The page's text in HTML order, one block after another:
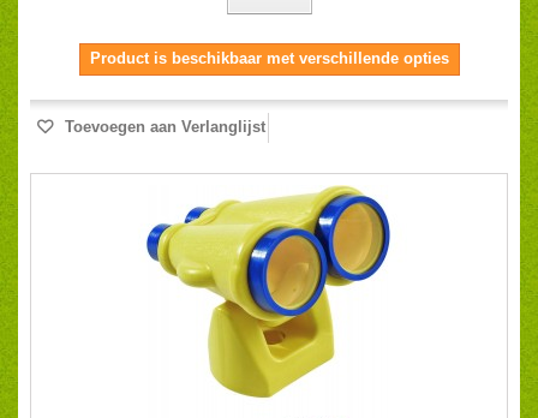
Product is beschikbaar met verschillende opties
Toevoegen aan Verlanglijst